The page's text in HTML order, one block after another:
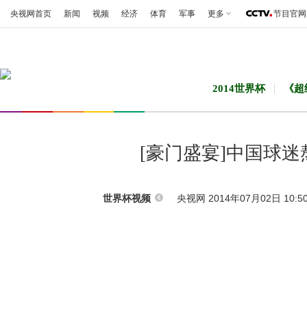
央视网首页 新闻 视频 经济 体育 军事 更多 节目官网
2014世界杯 《
[豪门盛宴]中国球迷
世界杯视频 央视网 2014年07月02日